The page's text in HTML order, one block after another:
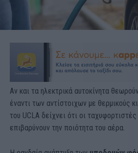
Αν και τα ηλεκτρικά αυτοκίνητα
έναντι των αντίστοιχων με θερμικούς
του UCLA δείχνει ότι οι
επιβαρύνουν την ποιότητα του αέρα.